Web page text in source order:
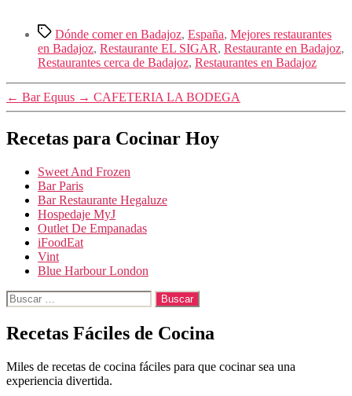
Etiquetas
Dónde comer en Badajoz, España, Mejores restaurantes
en Badajoz, Restaurante EL SIGAR, Restaurante en Badajoz,
Restaurantes cerca de Badajoz, Restaurantes en Badajoz
← Bar Equus → CAFETERIA LA BODEGA
Recetas para Cocinar Hoy
Sweet And Frozen
Bar Paris
Bar Restaurante Hegaluze
Hospedaje MyJ
Outlet De Empanadas
iFoodEat
Vint
Blue Harbour London
Buscar:
Recetas Fáciles de Cocina
Miles de recetas de cocina fáciles para que cocinar sea una
experiencia divertida.